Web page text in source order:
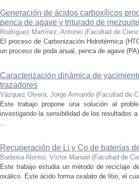
Generación de ácidos carboxílicos
penca de agave y triturado de mezquite
Rodríguez Martínez, Antonio (Facultad de
El proceso de Carbonización Hidrotérmica
un proceso de poda anual, penca de agave
Caracterización dinámica de
trazadores
Vázquez Olvera, Jorge Armando (Facultad de
Este trabajo propone una solución al
investigando la sensibilidad de los resultados
...
Recuperación de Li y Co de baterías
Barbosa Alonso, Víctor Manuel (Facultad de
Este trabajo estudia un método de reciclaje
oxálico. Este ácido forma oxalato de litio, el